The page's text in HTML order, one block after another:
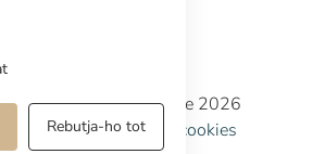
Properties Real Estate 2026
Avis legalPolítica de cookies
Rebutja-ho tot